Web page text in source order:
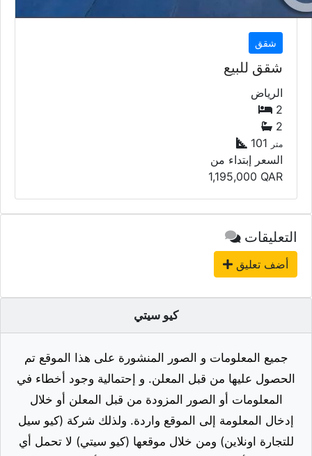
شقق
شقق للبيع
الرياض
2
2
101 متر
السعر إبتداء من
1,195,000 QAR
التعليقات
أضف تعليق
كيو سيتي
جميع المعلومات و الصور المنشورة على هذا الموقع تم
الحصول عليها من قبل المعلن. و إحتمالية وجود أخطاء في
المعلومات أو الصور المزودة من قبل المعلن أو خلال
إدخال المعلومة إلى الموقع واردة. ولذلك شركة (كيو سيل
للتجارة اونلاين) ومن خلال موقعها (كيو سيتي) لا تحمل أي